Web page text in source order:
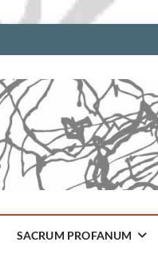
SACRUM PROFANUM